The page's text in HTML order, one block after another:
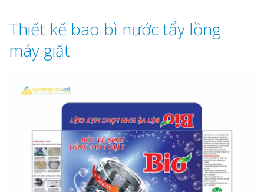
Thiết kế bao bì nước tẩy lồng
máy giặt